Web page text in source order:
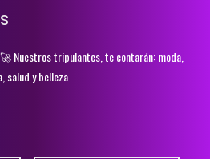
Nuestros tripulantes, te contarán: moda,
salud y belleza